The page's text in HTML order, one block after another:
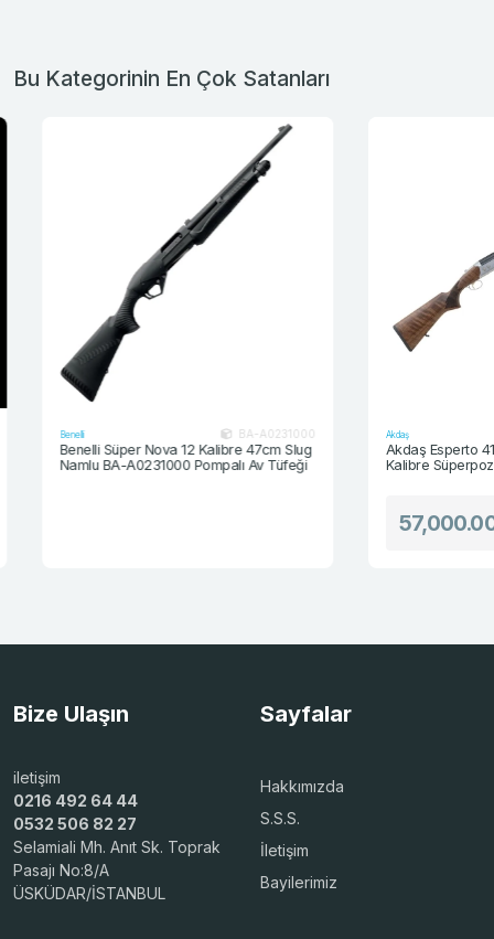
Bu Kategorinin En Çok Satanları
Benelli BA-A0231000
Benelli Süper Nova 12 Kalibre 47cm Slug
Namlu BA-A0231000 Pompalı Av Tüfeği
Akdaş
Akdaş Esperto
Kalibre Süperpoze
57,000.00
Bize Ulaşın
iletişim
0216 492 64 44
0532 506 82 27
Selamiali Mh. Anıt Sk. Toprak
Pasajı No:8/A
ÜSKÜDAR/İSTANBUL
Sayfalar
Hakkımızda
S.S.S.
İletişim
Bayilerimiz